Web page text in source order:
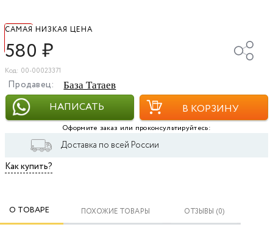
САМАЯ НИЗКАЯ ЦЕНА
580 ₽
Код: 00-00023371
Продавец: База Татаев
НАПИСАТЬ В КОРЗИНУ
Оформите заказ или проконсультируйтесь:
Доставка по всей России
Как купить?
О ТОВАРЕ ПОХОЖИЕ ТОВАРЫ ОТЗЫВЫ (0)